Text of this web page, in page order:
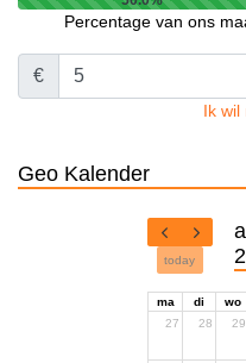
Percentage van ons
€
Ik wil
Geo Kalender
today
ma di wo
27
28 29